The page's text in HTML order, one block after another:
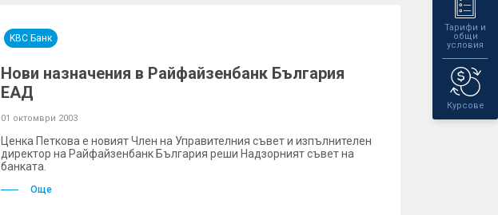
Тарифи и
общи
условия
Курсове
KBC Банк
Нови назначения в Райфайзенбанк България
ЕАД
01 октомври 2003
Ценка Петкова е новият Член на Управителния съвет и изпълнителен
директор на Райфайзенбанк България реши Надзорният съвет на
банката.
Още